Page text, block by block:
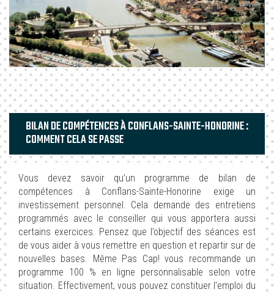
BILAN DE COMPÉTENCES À CONFLANS-SAINTE-HONORINE :
COMMENT CELA SE PASSE
Vous devez savoir qu’un programme de bilan de
compétences à Conflans-Sainte-Honorine exige un
investissement personnel. Cela demande des entretiens
programmés avec le conseiller qui vous apportera aussi
certains exercices. Pensez que l’objectif des séances est
de vous aider à vous remettre en question et repartir sur de
nouvelles bases. Même Pas Cap! vous recommande un
programme 100 % en ligne personnalisable selon votre
situation. Effectivement, vous pouvez constituer l’emploi du